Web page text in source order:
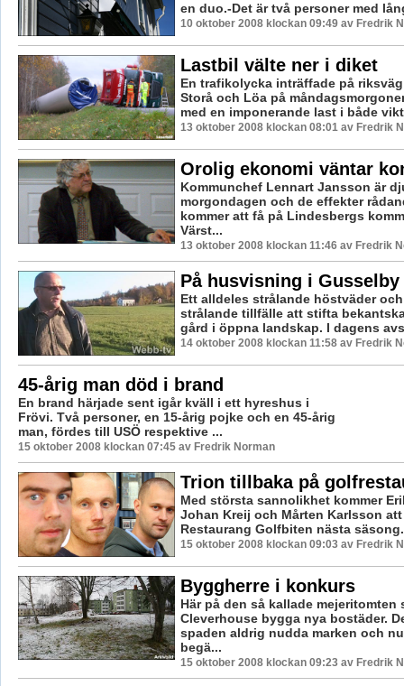
en duo.-Det är två personer med
10 oktober 2008 klockan 09:49 av Fredrik
Lastbil välte ner i diket
En trafikolycka inträffade på
Storå och Löa på
med en imponerande last i både
13 oktober 2008 klockan 08:01 av Fredrik
Orolig ekonomi väntar
Kommunchef Lennart Jansson är
morgondagen och de effekter
kommer att få på Lindesbergs
Värst...
13 oktober 2008 klockan 11:46 av Fredrik
På husvisning i Gusselby
Ett alldeles strålande höstväder
strålande tillfälle att stifta
gård i öppna landskap. I dagens
14 oktober 2008 klockan 11:58 av Fredrik
45-årig man död i brand
En brand härjade sent igår kväll i ett hyreshus i
Frövi. Två personer, en 15-årig pojke och en 45-årig
man, fördes till USÖ respektive ...
15 oktober 2008 klockan 07:45 av Fredrik Norman
Trion tillbaka på
Med största sannolikhet kommer
Johan Kreij och Mårten Karlsson
Restaurang Golfbiten nästa
15 oktober 2008 klockan 09:03 av Fredrik
Byggherre i konkurs
Här på den så kallade mejeritomten
Cleverhouse bygga nya bostäder.
spaden aldrig nudda marken och
begä...
15 oktober 2008 klockan 09:23 av Fredrik